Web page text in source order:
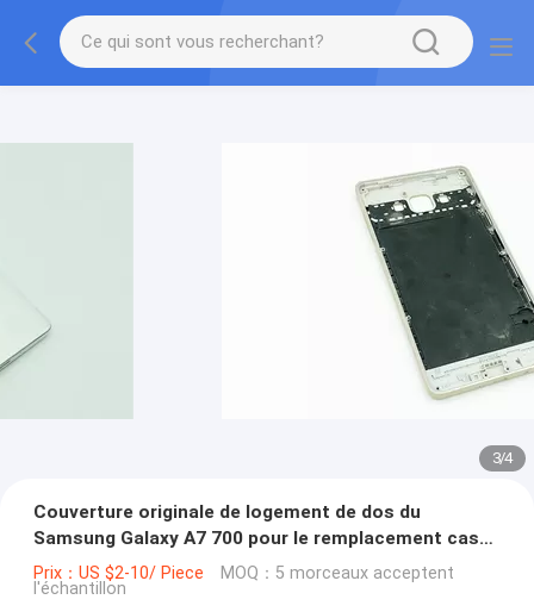
3/4
Couverture originale de logement de dos du
Samsung Galaxy A7 700 pour le remplacement cassé
de logement
Prix：US $2-10/ Piece MOQ：5 morceaux acceptent
l'échantillon